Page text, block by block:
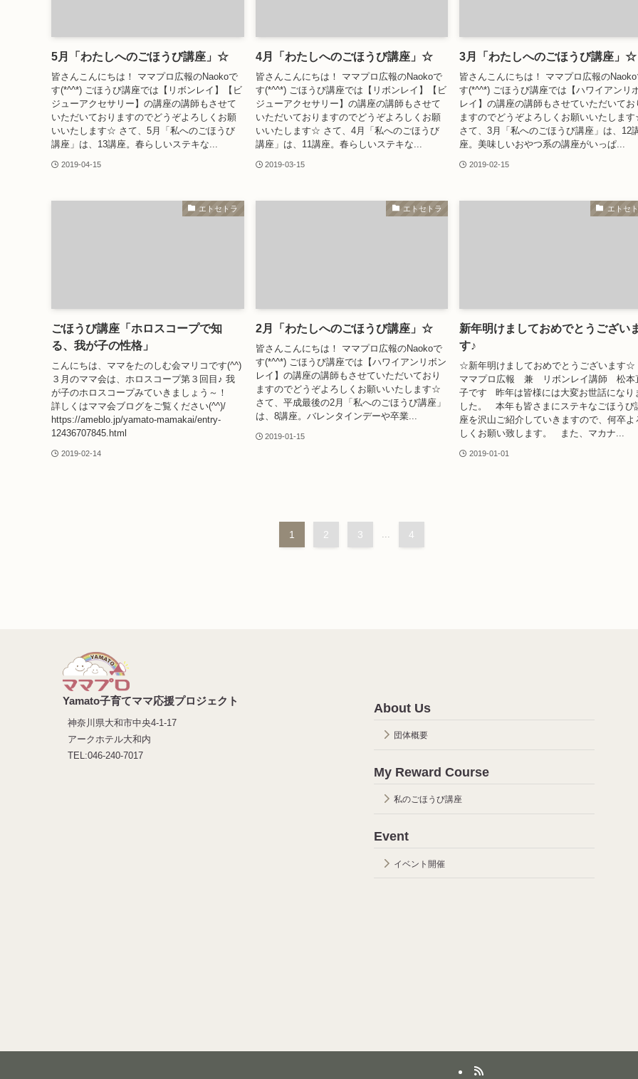
5月「わたしへのごほうび講座」☆
皆さんこんにちは！ ママプロ広報のNaokoで
す(*^^*) ごほうび講座では【リボンレイ】【ビ
ジューアクセサリー】の講座の講師もさせて
いただいておりますのでどうぞよろしくお願
いいたします☆ さて、5月「私へのごほうび
講座」は、13講座。春らしいステキな...
2019-04-15
4月「わたしへのごほうび講座」☆
皆さんこんにちは！ ママプロ広報のNaokoで
す(*^^*) ごほうび講座では【リボンレイ】【ビ
ジューアクセサリー】の講座の講師もさせて
いただいておりますのでどうぞよろしくお願
いいたします☆ さて、4月「私へのごほうび
講座」は、11講座。春らしいステキな...
2019-03-15
3月「わたしへのごほうび講座」☆
皆さんこんにちは！ ママプロ広報の
す(*^^*) ごほうび講座では【ハワイアンリ
レイ】の講座の講師もさせていただいてお
ますのでどうぞよろしくお願いいたしま
さて、3月「私へのごほうび講座」は、12
座。美味しいおやつ系の講座がいっぱ...
2019-02-15
エトセトラ
ごほうび講座「ホロスコープで知
る、我が子の性格」
こんにちは、ママをたのしむ会マリコです(^^)
３月のママ会は、ホロスコープ第３回目♪ 我
が子のホロスコープみていきましょう～！
詳しくはママ会ブログをご覧ください(^^)/
https://ameblo.jp/yamato-mamakai/entry-
12436707845.html
2019-02-14
エトセトラ
2月「わたしへのごほうび講座」☆
皆さんこんにちは！ ママプロ広報のNaokoで
す(*^^*) ごほうび講座では【ハワイアンリボン
レイ】の講座の講師もさせていただいており
ますのでどうぞよろしくお願いいたします☆
さて、平成最後の2月「私へのごほうび講座」
は、8講座。バレンタインデーや卒業...
2019-01-15
エトセ
新年明けましておめでとうござい
す♪
☆新年明けましておめでとうございます☆
ママプロ広報 兼 リボンレイ講師 松本
子です 昨年は皆様には大変お世話になり
した。 本年も皆さまにステキなごほうび
座を沢山ご紹介していきますので、何卒よ
しくお願い致します。 また、マカナ...
2019-01-01
1 2 3 4
Yamato子育てママ応援プロジェクト
神奈川県大和市中央4-1-17
アークホテル大和内
TEL:046-240-7017
About Us
団体概要
My Reward Course
私のごほうび講座
Event
イベント開催